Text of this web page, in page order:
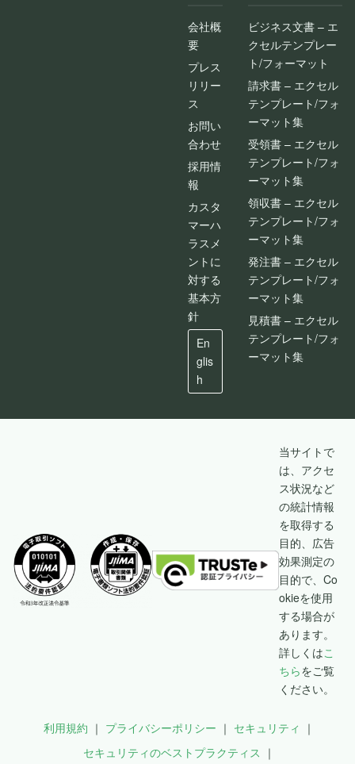
会社概
要
プレス
リリー
ス
お問い
合わせ
採用情
報
カスタ
マーハ
ラスメ
ントに
対する
基本方
針
En
glis
h
ビジネス文書 – エ
クセルテンプレー
ト/フォーマット
請求書 – エクセル
テンプレート/フォ
ーマット集
受領書 – エクセル
テンプレート/フォ
ーマット集
領収書 – エクセル
テンプレート/フォ
ーマット集
発注書 – エクセル
テンプレート/フォ
ーマット集
見積書 – エクセル
テンプレート/フォ
ーマット集
当サイトで
は、アクセ
ス状況など
の統計情報
を取得する
目的、広告
効果測定の
目的で、Co
okieを使用
する場合が
あります。
詳しくはこ
ちらをご覧
ください。
利用規約 プライバシーポリシー
セキュリティ
セキュリティのベストプラクティス